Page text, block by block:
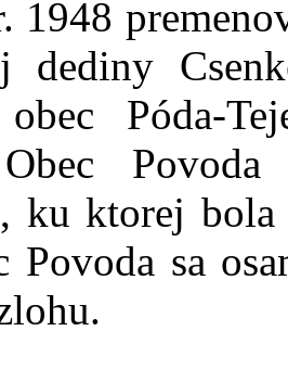
1948
dediny
obec Póda-
Obec
ku ktorej bola
Povoda sa